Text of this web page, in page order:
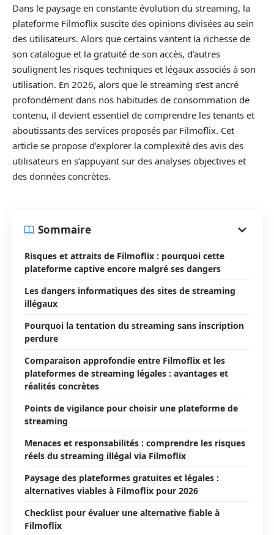
Dans le paysage en constante évolution du streaming, la
plateforme Filmoflix suscite des opinions divisées au sein
des utilisateurs. Alors que certains vantent la richesse de
son catalogue et la gratuité de son accès, d’autres
soulignent les risques techniques et légaux associés à son
utilisation. En 2026, alors que le streaming s’est ancré
profondément dans nos habitudes de consommation de
contenu, il devient essentiel de comprendre les tenants et
aboutissants des services proposés par Filmoflix. Cet
article se propose d’explorer la complexité des avis des
utilisateurs en s’appuyant sur des analyses objectives et
des données concrètes.
Sommaire
Risques et attraits de Filmoflix : pourquoi cette
plateforme captive encore malgré ses dangers
Les dangers informatiques des sites de streaming
illégaux
Pourquoi la tentation du streaming sans inscription
perdure
Comparaison approfondie entre Filmoflix et les
plateformes de streaming légales : avantages et
réalités concrètes
Points de vigilance pour choisir une plateforme de
streaming
Menaces et responsabilités : comprendre les risques
réels du streaming illégal via Filmoflix
Paysage des plateformes gratuites et légales :
alternatives viables à Filmoflix pour 2026
Checklist pour évaluer une alternative fiable à
Filmoflix